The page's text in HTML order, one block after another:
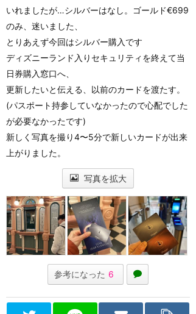
いれましたが…シルバーはなし。ゴールド€699
のみ、迷いました、
とりあえず今回はシルバー購入です
ディズニーランド入りセキュリティを終えて当
日券購入窓口へ、
更新したいと伝える、以前のカードを渡たす。
(パスポート持参していなかったので心配でした
が必要なかったです)
新しく写真を撮り4〜5分で新しいカードが出来
上がりました。
写真を拡大
参考になった 6